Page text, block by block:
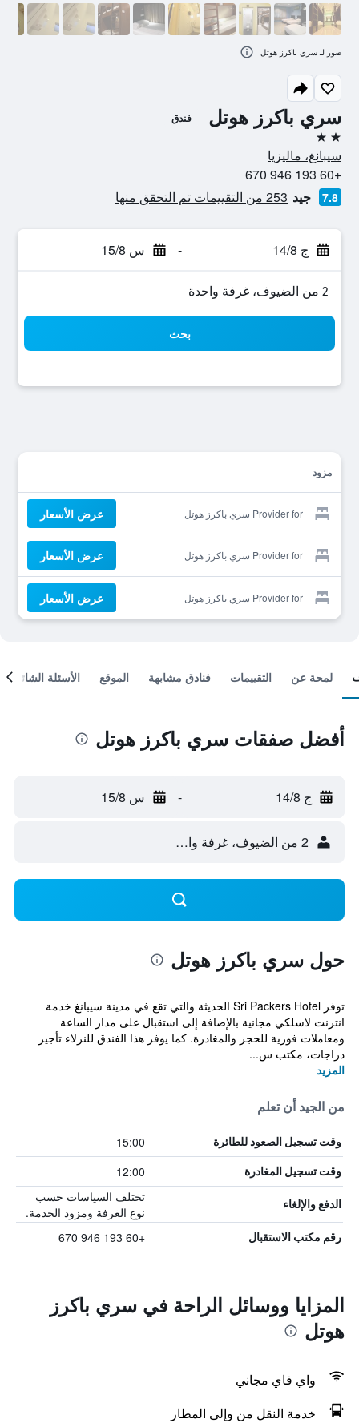
سري باكرز هوتل فندق
2 نجمتين
سيبانغ، ماليزيا
+60 193 946 670
7.8 جيد 253 من التقييمات تم التحقق منها
ج 14/8 - س 15/8
2 من الضيوف، غرفة واحدة
بحث
مزود
Provider for سري باكرز هوتل عرض الأسعار
Provider for سري باكرز هوتل عرض الأسعار
Provider for سري باكرز هوتل عرض الأسعار
صور لـ سري باكرز هوتل
لمحة عن التقييمات فنادق مشابهة الموقع الأسئلة الشائعة
أفضل صفقات سري باكرز هوتل
ج 14/8 - س 15/8
2 من الضيوف، غرفة واحدة
حول سري باكرز هوتل
توفر Sri Packers Hotel الحديثة والتي تقع في مدينة سيبانغ خدمة
انترنت لاسلكي مجانية بالإضافة إلى استقبال على مدار الساعة
ومعاملات فورية للحجز والمغادرة. كما يوفر هذا الفندق للنزلاء تأجير
دراجات، مكتب س...
المزيد
من الجيد أن تعلم
وقت تسجيل الصعود للطائرة 15:00
وقت تسجيل المغادرة 12:00
الدفع والإلغاء
تختلف السياسات حسب
نوع الغرفة ومزود الخدمة.
رقم مكتب الاستقبال +60 193 946 670
المزايا ووسائل الراحة في سري باكرز
هوتل
واي فاي مجاني
خدمة النقل من وإلى المطار